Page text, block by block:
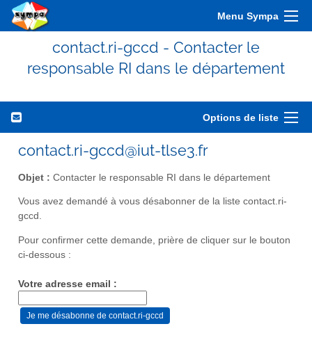
Menu Sympa
contact.ri-gccd - Contacter le
responsable RI dans le département
Options de liste
contact.ri-gccd@iut-tlse3.fr
Objet : Contacter le responsable RI dans le département
Vous avez demandé à vous désabonner de la liste contact.ri-
gccd.
Pour confirmer cette demande, prière de cliquer sur le bouton
ci-dessous :
Votre adresse email :